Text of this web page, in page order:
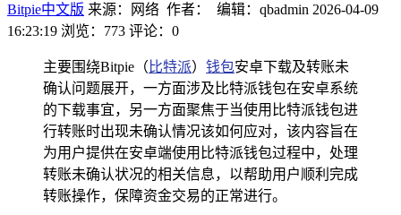
Bitpie中文版 来源：网络 作者： 编辑：qbadmin 2026-04-09
16:23:19 浏览：773 评论：0
主要围绕Bitpie（ 比特派） 钱包安卓下载及转账未
确认问题展开，一方面涉及比特派钱包在安卓系统
的下载事宜，另一方面聚焦于当使用比特派钱包进
行转账时出现未确认情况该如何应对，该内容旨在
为用户提供在安卓端使用比特派钱包过程中，处理
转账未确认状况的相关信息，以帮助用户顺利完成
转账操作，保障资金交易的正常进行。